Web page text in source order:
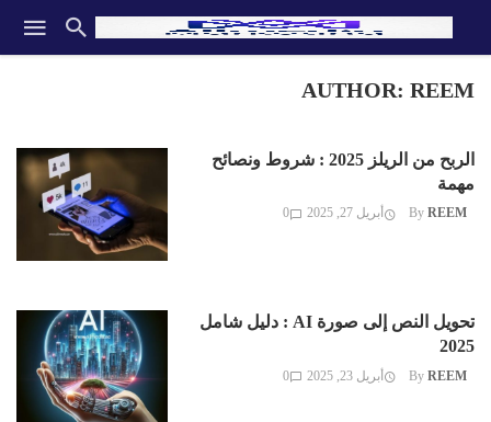
AUTHOR: REEM
الربح من الريلز 2025 : شروط ونصائح
مهمة
By REEM أبريل 27, 2025 0
تحويل النص إلى صورة AI : دليل شامل
2025
By REEM أبريل 23, 2025 0